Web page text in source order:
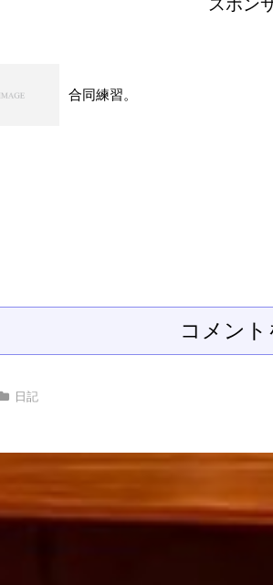
スポン
合同練習。
コメン
日記